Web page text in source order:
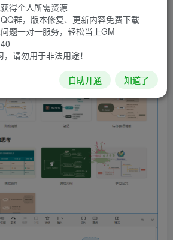
.
得个人所需资源
群，版本修复、更新内容免费下载
题一对一服务，轻松当上GM
请勿用于非法用途！
自助开通 知道了